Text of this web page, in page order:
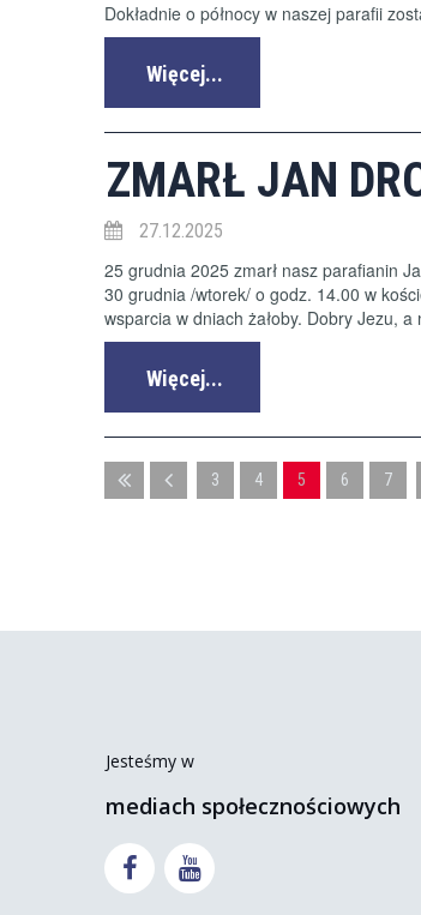
Dokładnie o północy w naszej parafii
Więcej...
ZMARŁ JAN
27.12.2025
25 grudnia 2025 zmarł nasz parafianin
30 grudnia /wtorek/ o godz. 14.00 w
wsparcia w dniach żałoby. Dobry Jezu,
Więcej...
3 4 5 6 7
Jesteśmy w
mediach społecznościowych
 